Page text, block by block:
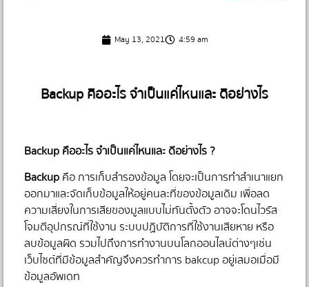
May 13, 2021 4:59 am
Backup คืออะไร จำเป็นแค่ไหนและ ดีอย่างไร
Backup คืออะไร จำเป็นแค่ไหนและ ดีอย่างไร ?
ㅤBackupคือ การเก็บสำรองข้อมูล โดยจะเป็นการทำสำเนาแยก
ออกมาและจัดเก็บข้อมูลให้อยู่คนละที่ของข้อมูลเดิม เพื่อลด
ความเสี่ยงในการเสียของมูลแบบไม่ทันตั้งตัว อาจจะโดนไวรัส
โจมตีอุปกรณ์ที่ใช้งาน ระบบปฏิบัติการที่ใช้งานเสียหาย หรือ
ลบข้อมูลผิด รวมไปถึงการทำงานบนโลกออนไลน์ต่างๆเช่น
เว็บไซต์ที่มีข้อมูลสำคัญจึงควรทำการ bakcup อยู่เสมอเมื่อมี
ข้อมูลอัพเดท